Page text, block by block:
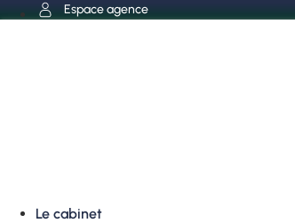
Aller
Espace agence
Le cabinet